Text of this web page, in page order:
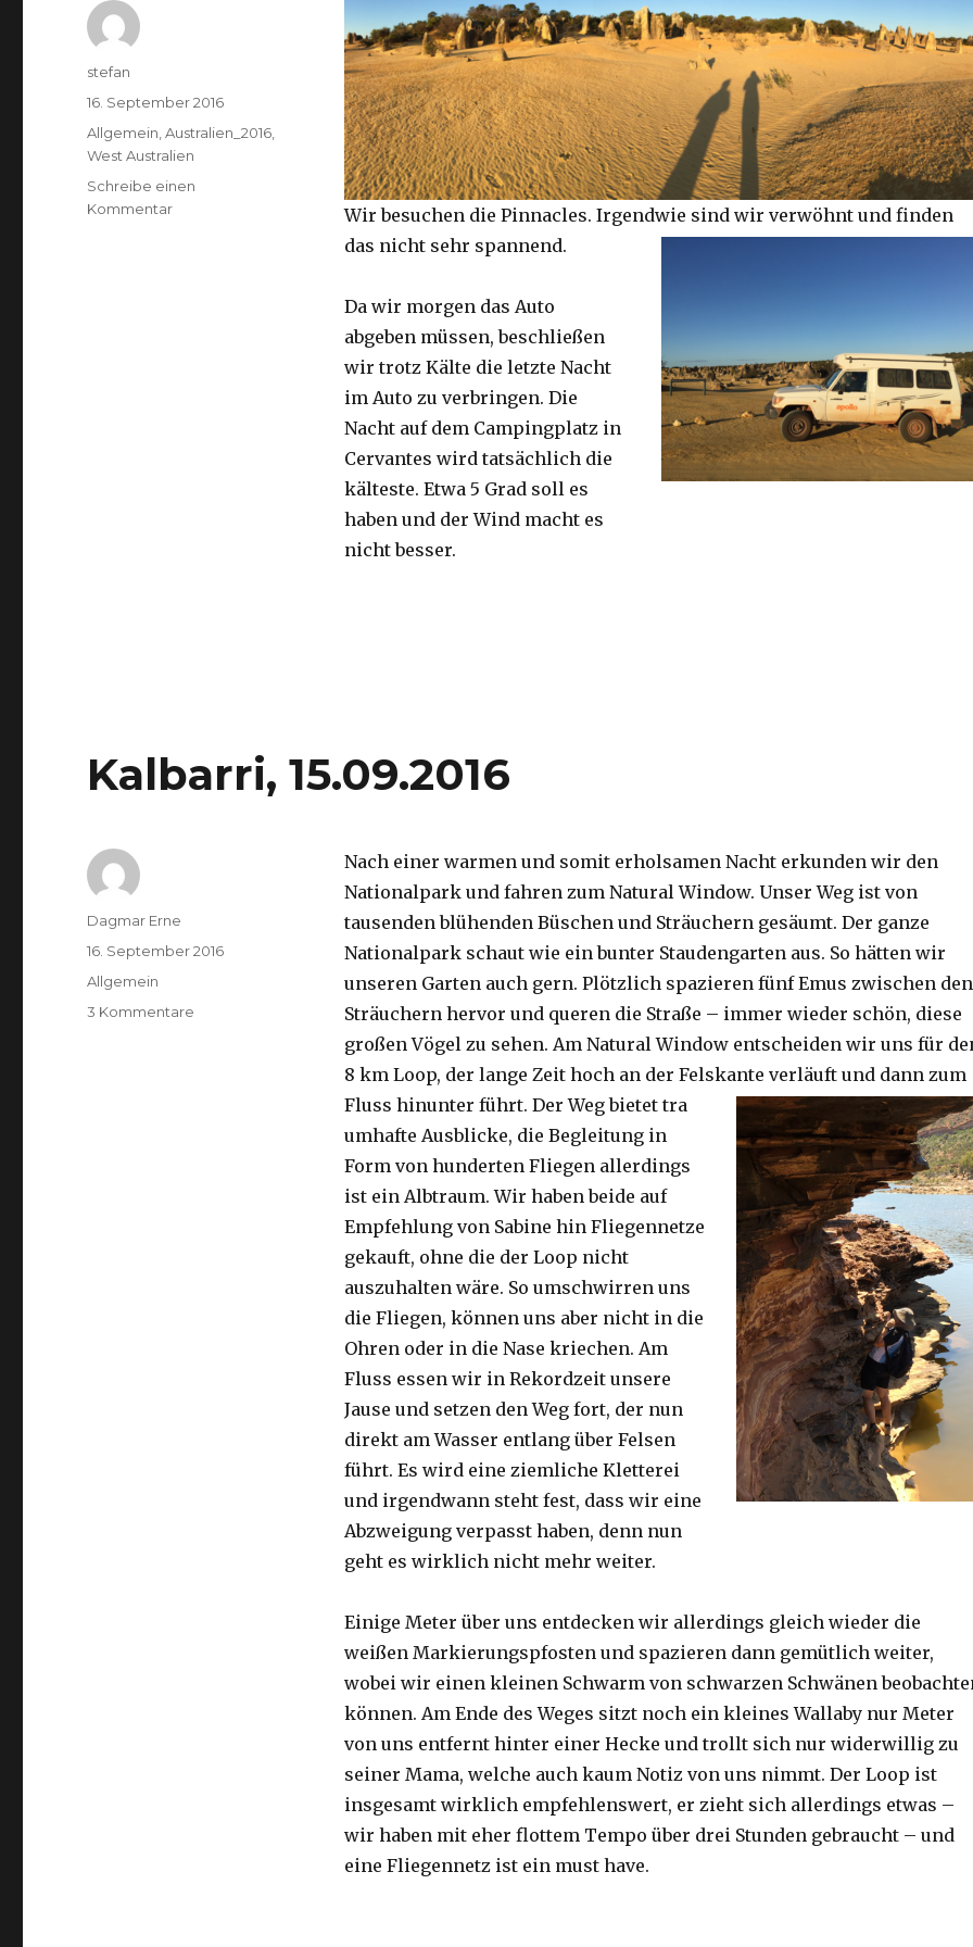
Wir besuchen die Pinnacles. Irgendwie sind wir verwöhnt und finden
das nicht sehr spannend.
Da wir morgen das Auto
abgeben müssen, beschließen
wir trotz Kälte die letzte Nacht
im Auto zu verbringen. Die
Nacht auf dem Campingplatz in
Cervantes wird tatsächlich die
kälteste. Etwa 5 Grad soll es
haben und der Wind macht es
nicht besser.
Autor
stefan
Veröffentlicht
am
16. September 2016
Kategorien
Allgemein,Australien_2016,
West Australien
Schreibe einen
Kommentarzu
Kalbarri, 15.09.2016
Nach einer warmen und somit erholsamen Nacht erkunden wir den
Nationalpark und fahren zum Natural Window. Unser Weg ist von
tausenden blühenden Büschen und Sträuchern gesäumt. Der ganze
Nationalpark schaut wie ein bunter Staudengarten aus. So hätten wir
unseren Garten auch gern. Plötzlich spazieren fünf Emus zwischen den
Sträuchern hervor und queren die Straße – immer wieder schön, diese
großen Vögel zu sehen. Am Natural Window entscheiden wir uns für
8 km Loop, der lange Zeit hoch an der Felskante verläuft und dann zum
Fluss hinunter führt. Der Weg bietet tra
umhafte Ausblicke, die Begleitung in
Form von hunderten Fliegen allerdings
ist ein Albtraum. Wir haben beide auf
Empfehlung von Sabine hin Fliegennetze
gekauft, ohne die der Loop nicht
auszuhalten wäre. So umschwirren uns
die Fliegen, können uns aber nicht in die
Ohren oder in die Nase kriechen. Am
Fluss essen wir in Rekordzeit unsere
Jause und setzen den Weg fort, der nun
direkt am Wasser entlang über Felsen
führt. Es wird eine ziemliche Kletterei
und irgendwann steht fest, dass wir eine
Abzweigung verpasst haben, denn nun
geht es wirklich nicht mehr weiter.
Einige Meter über uns entdecken wir allerdings gleich wieder die
weißen Markierungspfosten und spazieren dann gemütlich weiter,
wobei wir einen kleinen Schwarm von schwarzen Schwänen
können. Am Ende des Weges sitzt noch ein kleines Wallaby nur Meter
von uns entfernt hinter einer Hecke und trollt sich nur widerwillig zu
seiner Mama, welche auch kaum Notiz von uns nimmt. Der Loop ist
insgesamt wirklich empfehlenswert, er zieht sich allerdings etwas –
wir haben mit eher flottem Tempo über drei Stunden gebraucht – und
eine Fliegennetz ist ein must have.
Autor
Dagmar Erne
Veröffentlicht
am
16. September 2016
Kategorien
Allgemein
3 Kommentare